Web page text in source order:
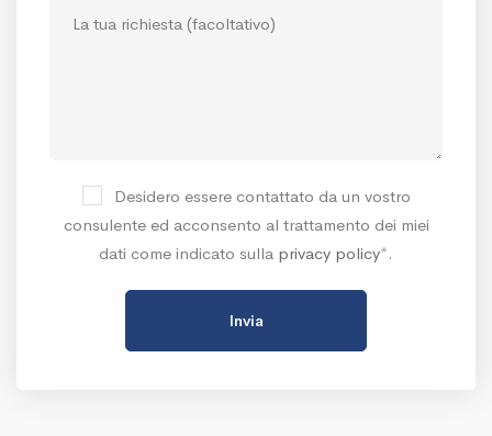
Desidero essere contattato da un vostro
consulente ed acconsento al trattamento dei miei
dati come indicato sulla privacy policy*.